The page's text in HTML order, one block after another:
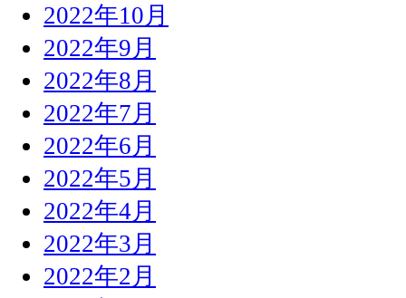
2022年10月
2022年9月
2022年8月
2022年7月
2022年6月
2022年5月
2022年4月
2022年3月
2022年2月